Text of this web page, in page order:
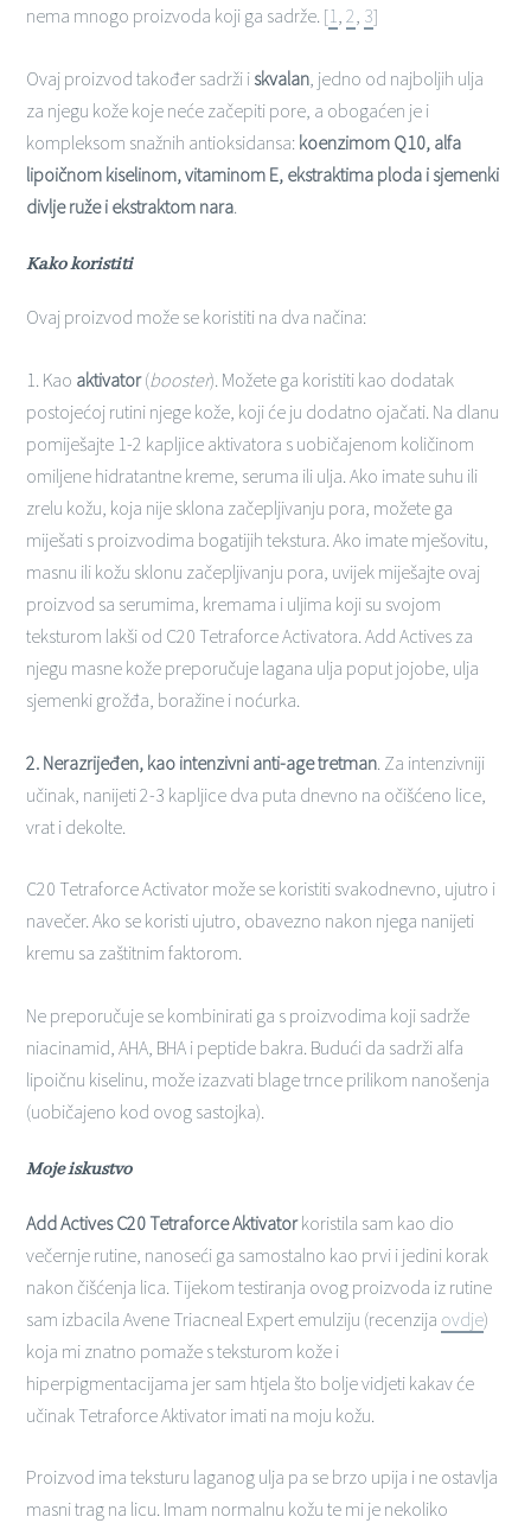
nema mnogo proizvoda koji ga sadrže. [1 ,2 3]
Ovaj proizvod također sadrži i skvalan , jedno od najboljih ulja
za njegu kože koje neće začepiti pore, a obogaćen je i
kompleksom snažnih antioksidansa: koenzimom Q10, alfa
lipoičnom kiselinom, vitaminom E, ekstraktima ploda i sjemenki
divlje ruže i ekstraktom nara.
Kako koristiti
Ovaj proizvod može se koristiti na dva načina:
1. Kao aktivator(booster). Možete ga koristiti kao dodatak
postojećoj rutini njege kože, koji će ju dodatno ojačati. Na dlanu
pomiješajte 1-2 kapljice aktivatora s uobičajenom količinom
omiljene hidratantne kreme, seruma ili ulja. Ako imate suhu ili
zrelu kožu, koja nije sklona začepljivanju pora, možete ga
miješati s proizvodima bogatijih tekstura. Ako imate mješovitu,
masnu ili kožu sklonu začepljivanju pora, uvijek miješajte ovaj
proizvod sa serumima, kremama i uljima koji su svojom
teksturom lakši od C20 Tetraforce Activatora. Add Actives za
njegu masne kože preporučuje lagana ulja poput jojobe, ulja
sjemenki grožđa, boražine i noćurka.
2. Nerazrijeđen, kao intenzivni anti-age tretman. Za intenzivniji
učinak, nanijeti 2-3 kapljice dva puta dnevno na očišćeno lice,
vrat i dekolte.
C20 Tetraforce Activator može se koristiti svakodnevno, ujutro i
navečer. Ako se koristi ujutro, obavezno nakon njega nanijeti
kremu sa zaštitnim faktorom.
Ne preporučuje se kombinirati ga s proizvodima koji sadrže
niacinamid, AHA, BHA i peptide bakra. Budući da sadrži alfa
lipoičnu kiselinu, može izazvati blage trnce prilikom nanošenja
(uobičajeno kod ovog sastojka).
Moje iskustvo
Add Actives C20 Tetraforce Aktivatorkoristila sam kao dio
večernje rutine, nanoseći ga samostalno kao prvi i jedini korak
nakon čišćenja lica. Tijekom testiranja ovog proizvoda iz rutine
sam izbacila Avene Triacneal Expert emulziju (recenzija ovdje)
koja mi znatno pomaže s teksturom kože i
hiperpigmentacijama jer sam htjela što bolje vidjeti kakav će
učinak Tetraforce Aktivator imati na moju kožu.
Proizvod ima teksturu laganog ulja pa se brzo upija i ne ostavlja
masni trag na licu. Imam normalnu kožu te mi je nekoliko